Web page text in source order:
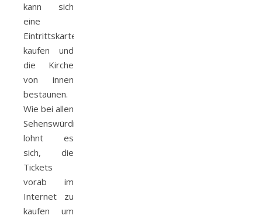
kann sich
eine
Eintrittskarte
kaufen und
die Kirche
von innen
bestaunen.
Wie bei allen
Sehenswürdigkeiten
lohnt es
sich, die
Tickets
vorab im
Internet zu
kaufen um